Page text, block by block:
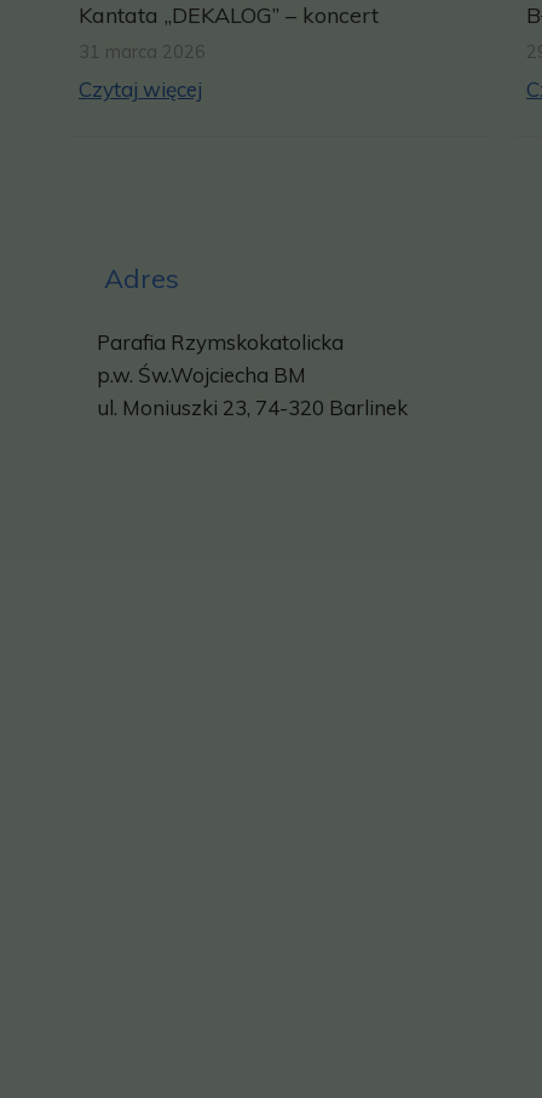
Kantata „DEKALOG” – koncert
31 marca 2026
Czytaj więcej
Adres
Parafia Rzymskokatolicka
p.w. Św.Wojciecha BM
ul. Moniuszki 23, 74-320 Barlinek